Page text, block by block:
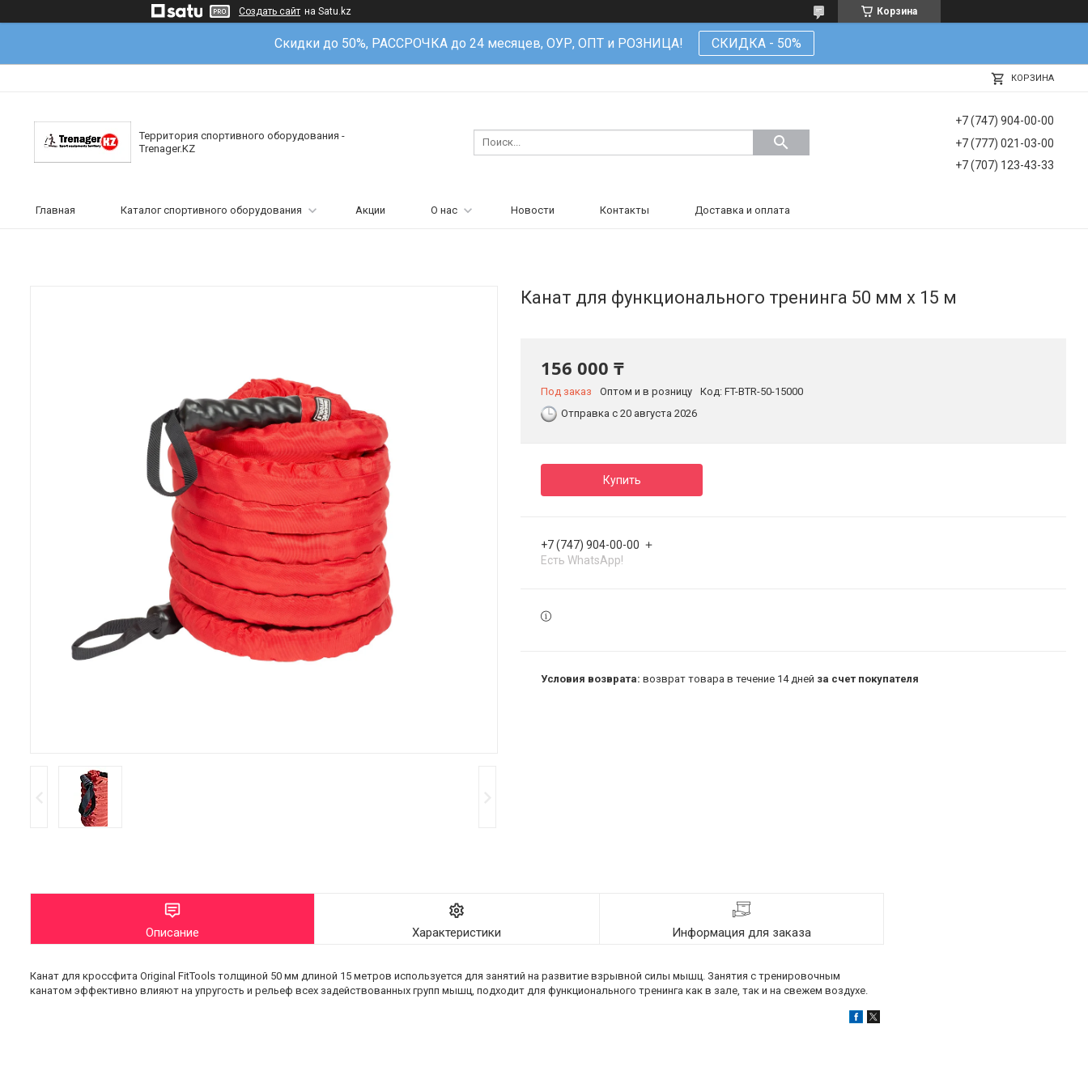
Создать сайт на Satu.kz Корзина
Скидки до 50%, РАССРОЧКА до 24 месяцев, ОУР, ОПТ и РОЗНИЦА! СКИДКА - 50%
КОРЗИНА
Территория спортивного оборудования -
Trenager.KZ
+7 (747) 904-00-00
+7 (777) 021-03-00
+7 (707) 123-43-33
Главная Каталог спортивного оборудования Акции О нас Новости Контакты Доставка и оплата
Канат для функционального тренинга 50 мм х 15 м
156 000 ₸
Под заказ Оптом и в розницу Код: FT-BTR-50-15000
Отправка с 20 августа 2026
Купить
+7 (747) 904-00-00
Есть WhatsApp!
возврат товара в течение 14 дней за счет покупателя
Описание Характеристики Информация для заказа
Канат для кроссфита Original FitTools толщиной 50 мм длиной 15 метров используется для занятий на развитие взрывной силы мышц. Занятия с тренировочным
канатом эффективно влияют на упругость и рельеф всех задействованных групп мышц, подходит для функционального тренинга как в зале, так и на свежем воздухе.